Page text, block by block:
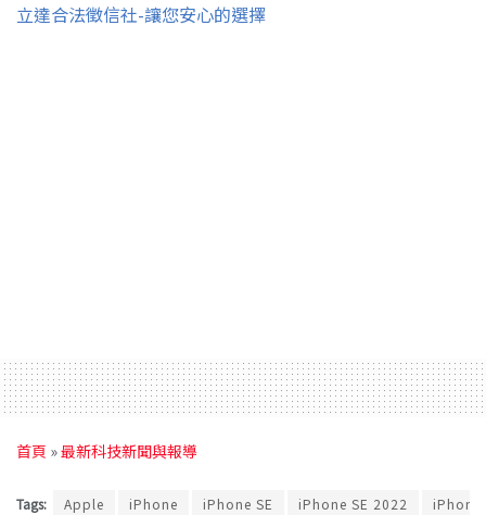
立達合法徵信社-讓您安心的選擇
首頁 »最新科技新聞與報導
Tags: Apple iPhone iPhone SE iPhone SE 2022 iPhone